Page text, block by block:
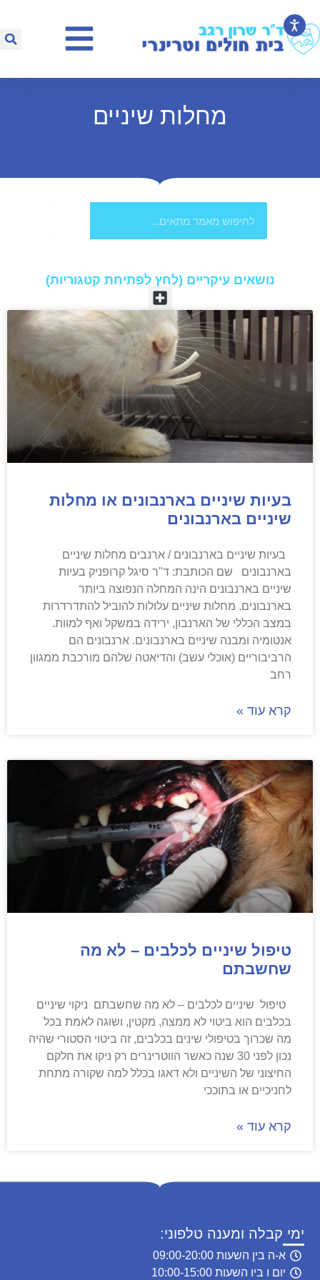
מחלות שיניים
נושאים עיקריים (לחץ לפתיחת קטגוריות)​
בעיות שיניים בארנבונים או מחלות
שיניים בארנבונים
בעיות שיניים בארנבונים / ארנבים מחלות שיניים
בארנבונים שם הכותבת: ד"ר סיגל קרופניק בעיות
שיניים בארנבונים הינה המחלה הנפוצה ביותר
בארנבונים. מחלות שיניים עלולות להוביל להתדרדרות
במצב הכללי של הארנבון, ירידה במשקל ואף למוות.
אנטומיה ומבנה שיניים בארנבונים. ארנבונים הם
הרביבוריים (אוכלי עשב) והדיאטה שלהם מורכבת ממגוון
רחב
קרא עוד »
טיפול שיניים לכלבים – לא מה
שחשבתם
טיפול שיניים לכלבים – לא מה שחשבתם ניקוי שיניים
בכלבים הוא ביטוי לא ממצה, מקטין, ושוגה לאמת בכל
מה שכרוך בטיפולי שינים בכלבים, זה ביטוי הסטורי שהיה
נכון לפני 30 שנה כאשר הווטרינרים רק ניקו את חלקם
החיצוני של השיניים ולא דאגו בכלל למה שקורה מתחת
לחניכיים או בתוככי
קרא עוד »
ימי קבלה ומענה טלפוני:
א-ה בין השעות 09:00-20:00
יום ו ביו השעות 10:00-15:00